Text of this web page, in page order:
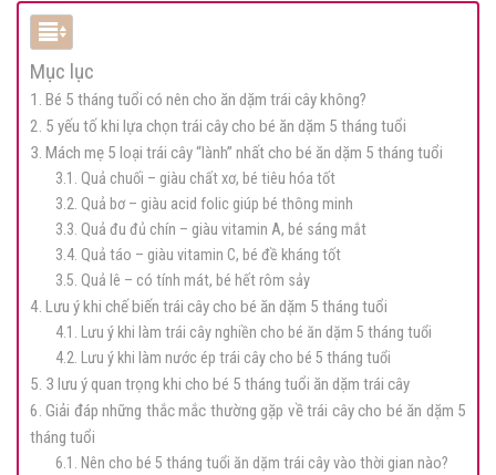
Mục lục
1. Bé 5 tháng tuổi có nên cho ăn dặm trái cây không?
2. 5 yếu tố khi lựa chọn trái cây cho bé ăn dặm 5 tháng tuổi
3. Mách mẹ 5 loại trái cây “lành” nhất cho bé ăn dặm 5 tháng tuổi
3.1. Quả chuối – giàu chất xơ, bé tiêu hóa tốt
3.2. Quả bơ – giàu acid folic giúp bé thông minh
3.3. Quả đu đủ chín – giàu vitamin A, bé sáng mắt
3.4. Quả táo – giàu vitamin C, bé đề kháng tốt
3.5. Quả lê – có tính mát, bé hết rôm sảy
4. Lưu ý khi chế biến trái cây cho bé ăn dặm 5 tháng tuổi
4.1. Lưu ý khi làm trái cây nghiền cho bé ăn dặm 5 tháng tuổi
4.2. Lưu ý khi làm nước ép trái cây cho bé 5 tháng tuổi
5. 3 lưu ý quan trọng khi cho bé 5 tháng tuổi ăn dặm trái cây
6. Giải đáp những thắc mắc thường gặp về trái cây cho bé ăn dặm 5
tháng tuổi
6.1. Nên cho bé 5 tháng tuổi ăn dặm trái cây vào thời gian nào?